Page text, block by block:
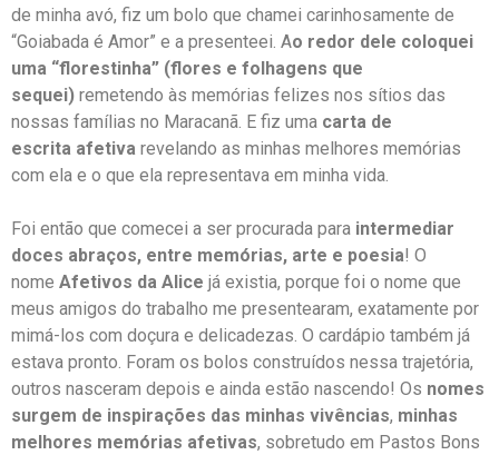
de minha avó, fiz um bolo que chamei carinhosamente de
“Goiabada é Amor” e a presenteei. Ao redor dele coloquei
uma “florestinha” (flores e folhagens que
sequei) remetendo às memórias felizes nos sítios das
nossas famílias no Maracanã. E fiz uma carta de
escrita afetiva revelando as minhas melhores memórias
com ela e o que ela representava em minha vida.
Foi então que comecei a ser procurada para intermediar
doces abraços, entre memórias, arte e poesia! O
nome Afetivos da Alice já existia, porque foi o nome que
meus amigos do trabalho me presentearam, exatamente por
mimá-los com doçura e delicadezas. O cardápio também já
estava pronto. Foram os bolos construídos nessa trajetória,
outros nasceram depois e ainda estão nascendo! Os nomes
surgem de inspirações das minhas vivências, minhas
melhores memórias afetivas, sobretudo em Pastos Bons